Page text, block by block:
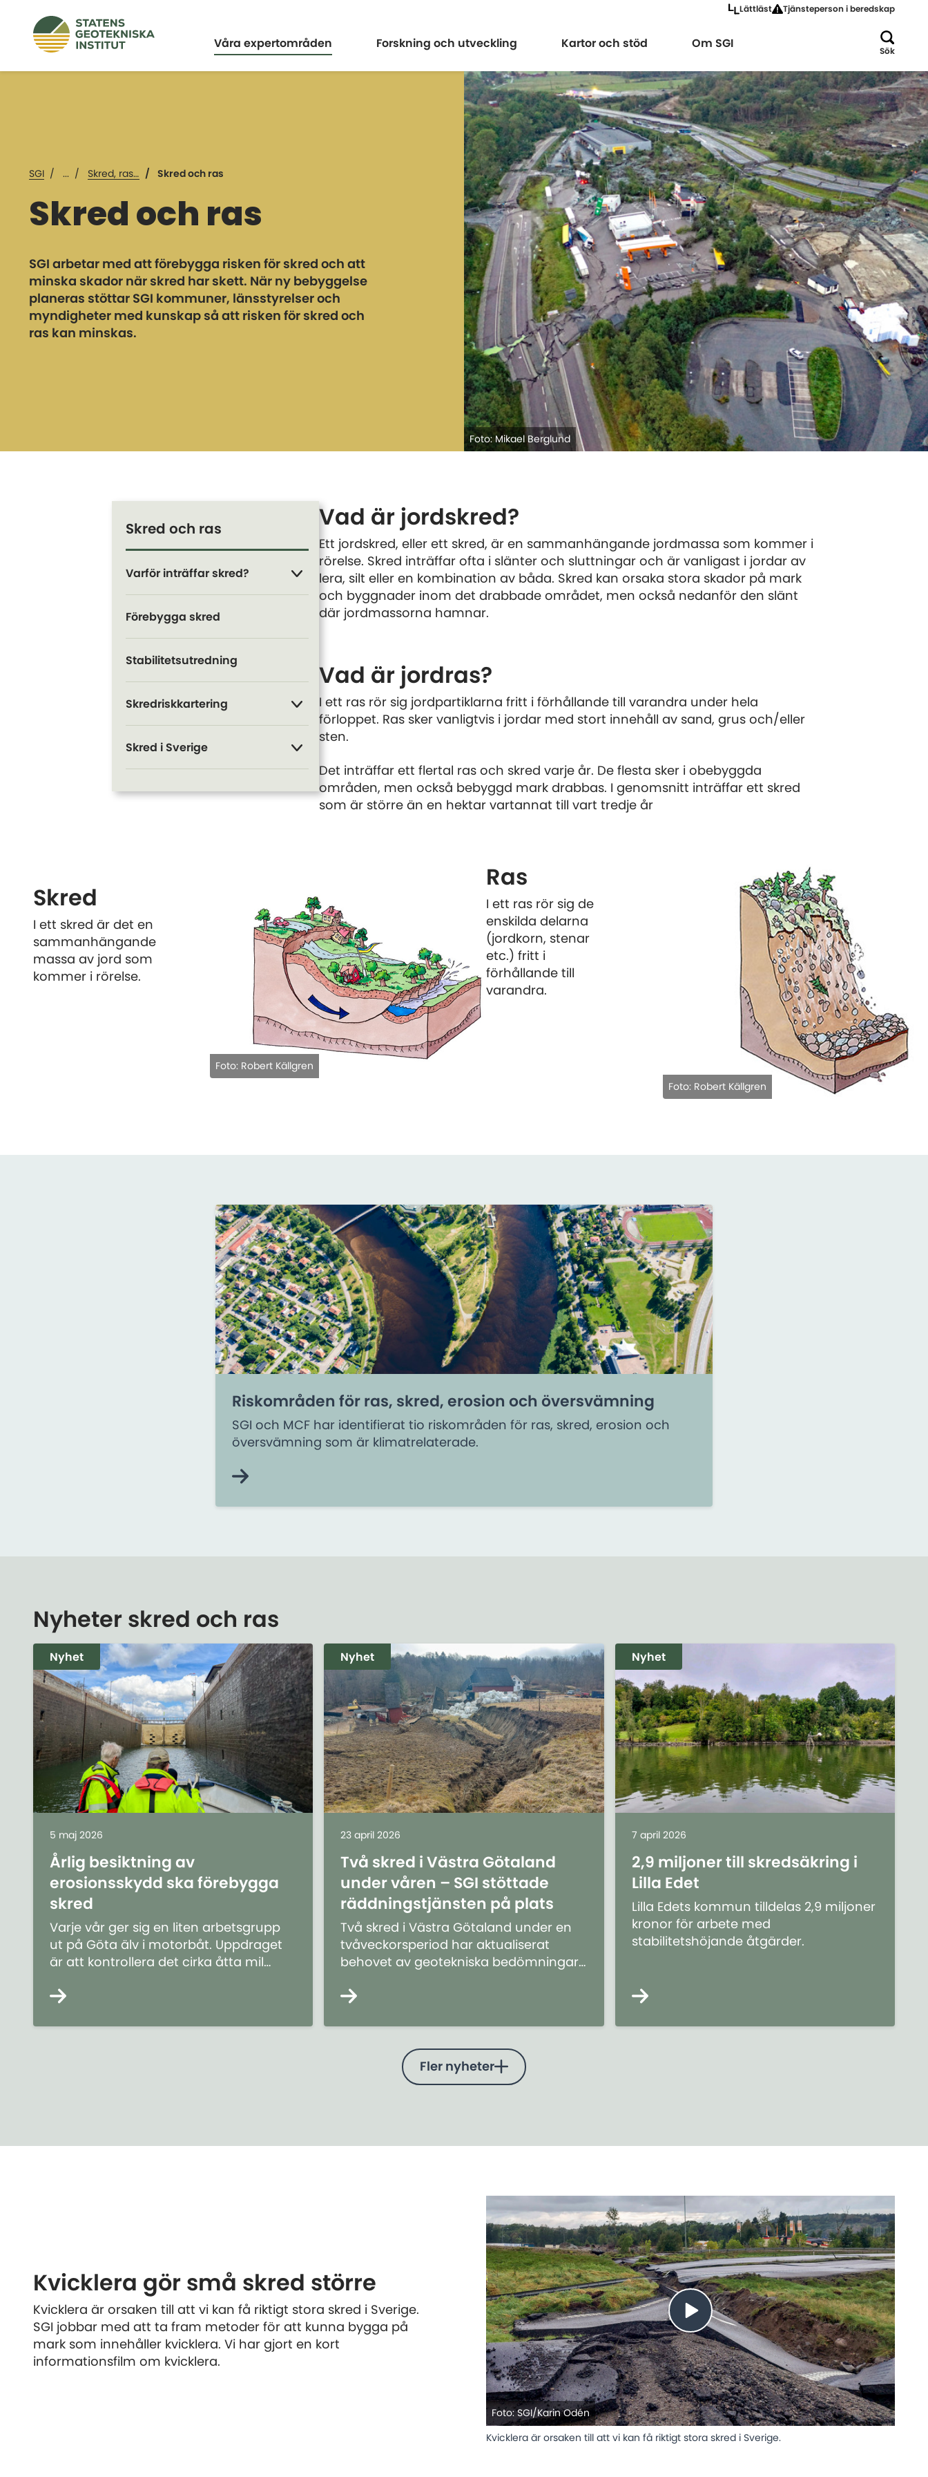
Lättläst Tjänsteperson i beredskap
Expandera
Våra expertområden Expandera
Forskning och utveckling Expandera
Kartor och stöd Expandera
Om SGI
Sök
Foto: Mikael Berglund
SGI ... Skred, ras och erosion Skred och ras
Skred och ras
SGI arbetar med att förebygga risken för skred och att
minska skador när skred har skett. När ny bebyggelse
planeras stöttar SGI kommuner, länsstyrelser och
myndigheter med kunskap så att risken för skred och
ras kan minskas.
Skred och ras
Varför inträffar skred?
Förebygga skred
Stabilitetsutredning
Skredriskkartering
Skred i Sverige
Vad är jordskred?
Ett jordskred, eller ett skred, är en sammanhängande jordmassa som kommer i
rörelse. Skred inträffar ofta i slänter och sluttningar och är vanligast i jordar av
lera, silt eller en kombination av båda. Skred kan orsaka stora skador på mark
och byggnader inom det drabbade området, men också nedanför den slänt
där jordmassorna hamnar.
Vad är jordras?
I ett ras rör sig jordpartiklarna fritt i förhållande till varandra under hela
förloppet. Ras sker vanligtvis i jordar med stort innehåll av sand, grus och/eller
sten.
Det inträffar ett flertal ras och skred varje år. De flesta sker i obebyggda
områden, men också bebyggd mark drabbas. I genomsnitt inträffar ett skred
som är större än en hektar vartannat till vart tredje år
Foto: Robert Källgren
Skred
I ett skred är det en
sammanhängande
massa av jord som
kommer i rörelse.
Foto: Robert Källgren
Ras
I ett ras rör sig de
enskilda delarna
(jordkorn, stenar
etc.) fritt i
förhållande till
varandra.
Riskområden för ras, skred, erosion och översvämning
SGI och MCF har identifierat tio riskområden för ras, skred, erosion och
översvämning som är klimatrelaterade.
Nyheter skred och ras
Nyhet
5 maj 2026
Årlig besiktning av
erosionsskydd ska förebygga
skred
Varje vår ger sig en liten arbetsgrupp
ut på Göta älv i motorbåt. Uppdraget
är att kontrollera det cirka åtta mil
har skyddat Göta älvs stränder.
Nyhet
23 april 2026
Två skred i Västra Götaland
under våren – SGI stöttade
räddningstjänsten på plats
Två skred i Västra Götaland under en
tvåveckorsperiod har aktualiserat
behovet av geotekniska bedömningar
mer behovet av långsiktigt
Nyhet
7 april 2026
2,9 miljoner till skredsäkring i
Lilla Edet
Lilla Edets kommun tilldelas 2,9 miljoner
kronor för arbete med
stabilitetshöjande åtgärder.
Fler nyheter
Kvicklera gör små skred större
Kvicklera är orsaken till att vi kan få riktigt stora skred i Sverige.
SGI jobbar med att ta fram metoder för att kunna bygga på
mark som innehåller kvicklera. Vi har gjort en kort
informationsfilm om kvicklera.
Kvicklera är orsaken till att vi kan få riktigt stora skred i Sverige.
Foto: SGI/Karin Odén